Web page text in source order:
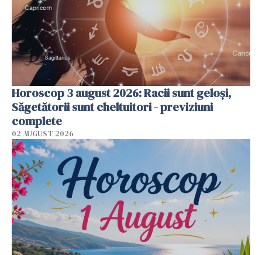
Horoscop 3 august 2026: Racii sunt geloși,
Săgetătorii sunt cheltuitori - previziuni
complete
02 AUGUST 2026